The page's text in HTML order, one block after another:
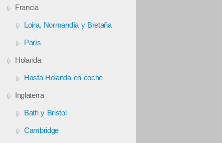
Francia
Loira, Normandía y Bretaña
París
Holanda
Hasta Holanda en coche
Inglaterra
Bath y Bristol
Cambridge